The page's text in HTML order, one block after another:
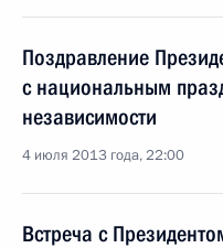
Поздравление
с национальным
независимости
4 июля 2013 года, 22:00
Встреча с